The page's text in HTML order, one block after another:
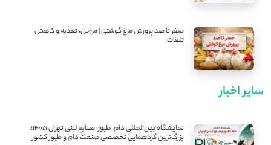
صفر تا صد پرورش مرغ گوشتی | مراحل، تغذیه و کاهش
تلفات
سایر اخبار
نمایشگاه بین‌المللی دام، طیور، صنایع لبنی تهران ۱۴۰۵؛
بزرگ‌ترین گردهمایی تخصصی صنعت دام و طیور کشور